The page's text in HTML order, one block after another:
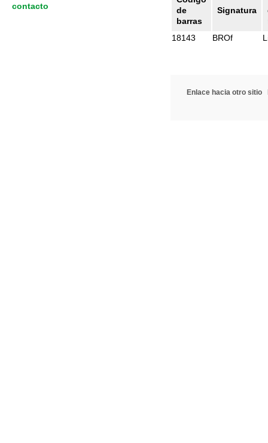
de
barras
Signatura
18143
BROf
Enlace hacia otro sitio
contacto